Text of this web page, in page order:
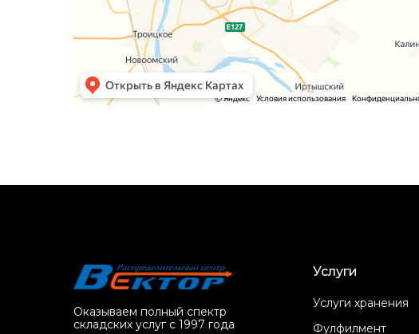
Оказываем полный спектр
складских услуг с 1997 года
Услуги хранения
Фулфилмент
Услуги